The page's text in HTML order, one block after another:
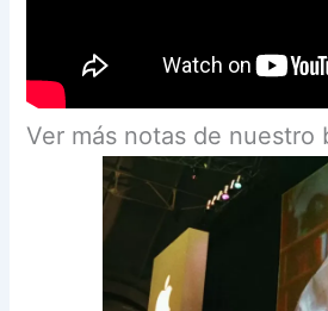
Ver más notas de nuestro